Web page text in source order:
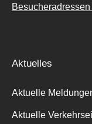
Aktuelles
Aktuelle
Aktuelle